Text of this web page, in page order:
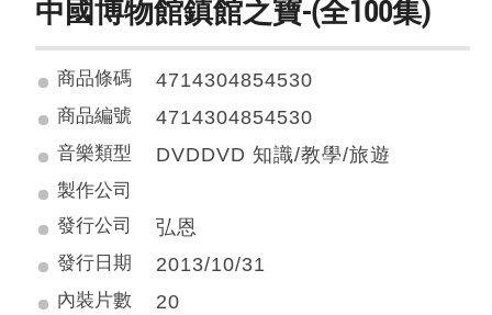
中國博物館鎮館之寶-(全100集)
商品條碼 4714304854530
商品編號 4714304854530
音樂類型 DVDDVD 知識/教學/旅遊
製作公司
發行公司
弘恩
發行日期 2013/10/31
內裝片數 20